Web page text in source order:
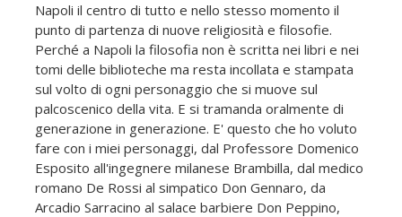
Napoli il centro di tutto e nello stesso momento il
punto di partenza di nuove religiosità e filosofie.
Perché a Napoli la filosofia non è scritta nei libri e nei
tomi delle biblioteche ma resta incollata e stampata
sul volto di ogni personaggio che si muove sul
palcoscenico della vita. E si tramanda oralmente di
generazione in generazione. E' questo che ho voluto
fare con i miei personaggi, dal Professore Domenico
Esposito all'ingegnere milanese Brambilla, dal medico
romano De Rossi al simpatico Don Gennaro, da
Arcadio Sarracino al salace barbiere Don Peppino,